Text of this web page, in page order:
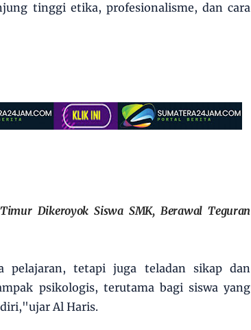
tinggi etika, profesionalisme, dan cara
Dikeroyok Siswa SMK, Berawal Teguran
pelajaran, tetapi juga teladan sikap dan
psikologis, terutama bagi siswa yang
Al Haris.